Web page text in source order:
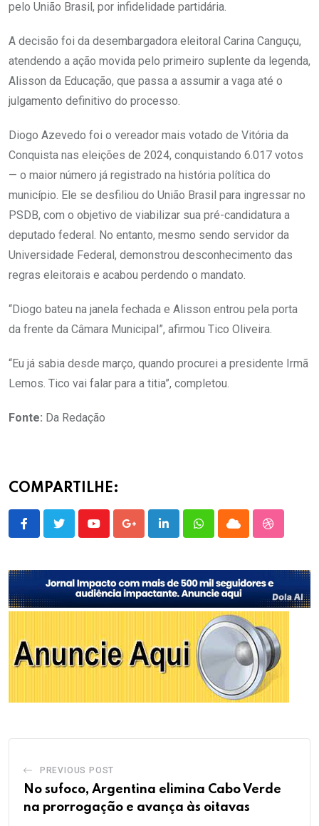
pelo União Brasil, por infidelidade partidária.
A decisão foi da desembargadora eleitoral Carina Canguçu,
atendendo a ação movida pelo primeiro suplente da legenda,
Alisson da Educação, que passa a assumir a vaga até o
julgamento definitivo do processo.
Diogo Azevedo foi o vereador mais votado de Vitória da
Conquista nas eleições de 2024, conquistando 6.017 votos
— o maior número já registrado na história política do
município. Ele se desfiliou do União Brasil para ingressar no
PSDB, com o objetivo de viabilizar sua pré-candidatura a
deputado federal. No entanto, mesmo sendo servidor da
Universidade Federal, demonstrou desconhecimento das
regras eleitorais e acabou perdendo o mandato.
“Diogo bateu na janela fechada e Alisson entrou pela porta
da frente da Câmara Municipal”, afirmou Tico Oliveira.
“Eu já sabia desde março, quando procurei a presidente Irmã
Lemos. Tico vai falar para a titia”, completou.
Fonte: Da Redação
COMPARTILHE:
YoutubeGoogle+LinkedInWhatsappCloud
PREVIOUS POST
No sufoco, Argentina elimina Cabo Verde
na prorrogação e avança às oitavas